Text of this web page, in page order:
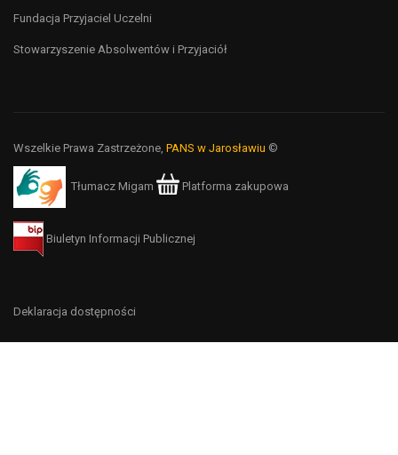
Fundacja Przyjaciel Uczelni
Stowarzyszenie Absolwentów i Przyjaciół
Wszelkie Prawa Zastrzeżone, PANS w Jarosławiu ©
Tłumacz Migam Platforma zakupowa
Biuletyn Informacji Publicznej
Deklaracja dostępności